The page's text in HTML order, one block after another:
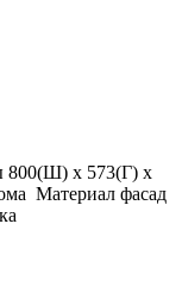
800(Ш) х 573(Г) х
Материал фасад